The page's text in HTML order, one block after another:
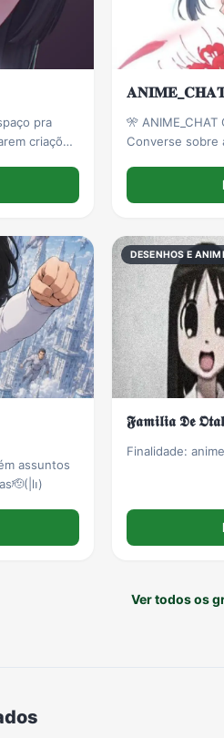
criações
𝐀𝐍𝐈𝐌𝐄_𝐂𝐇𝐀𝐓
🎌 ANIME_CHAT Otaku Aqui é
Converse sobre
Permitido: 13 a
assuntos
၊)
DESENHOS E
𝕱𝖆𝖒𝖎𝖑𝖎𝖆 𝕯𝖊
Finalidade:
Ver todos os